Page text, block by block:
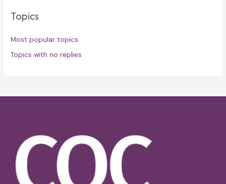
Topics
Most popular topics
Topics with no replies